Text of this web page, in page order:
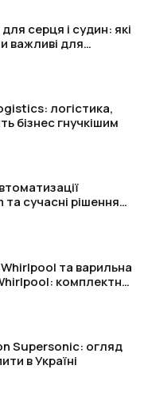
для серця і судин: які
важливі для
логістика,
бізнес гнучкішим
сучасні рішення
та варильна
комплектне
Supersonic: огляд
в Україні